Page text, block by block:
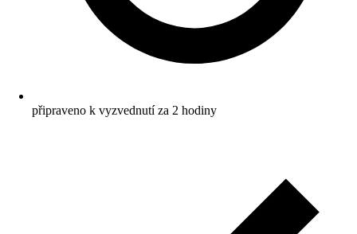
připraveno k vyzvednutí za 2 hodiny